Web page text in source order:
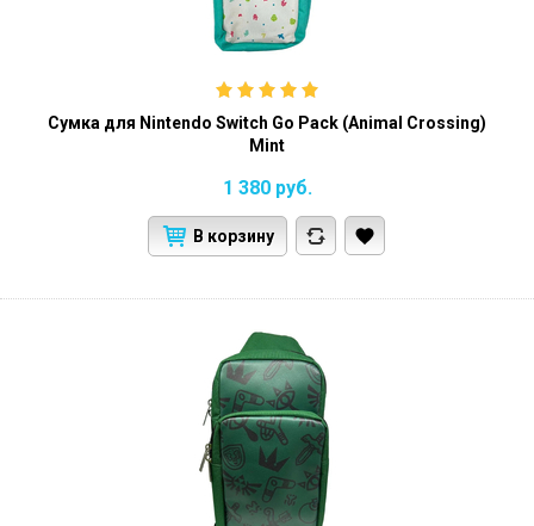
Сумка для Nintendo Switch Go Pack (Animal Crossing)
Mint
1 380 руб.
В корзину